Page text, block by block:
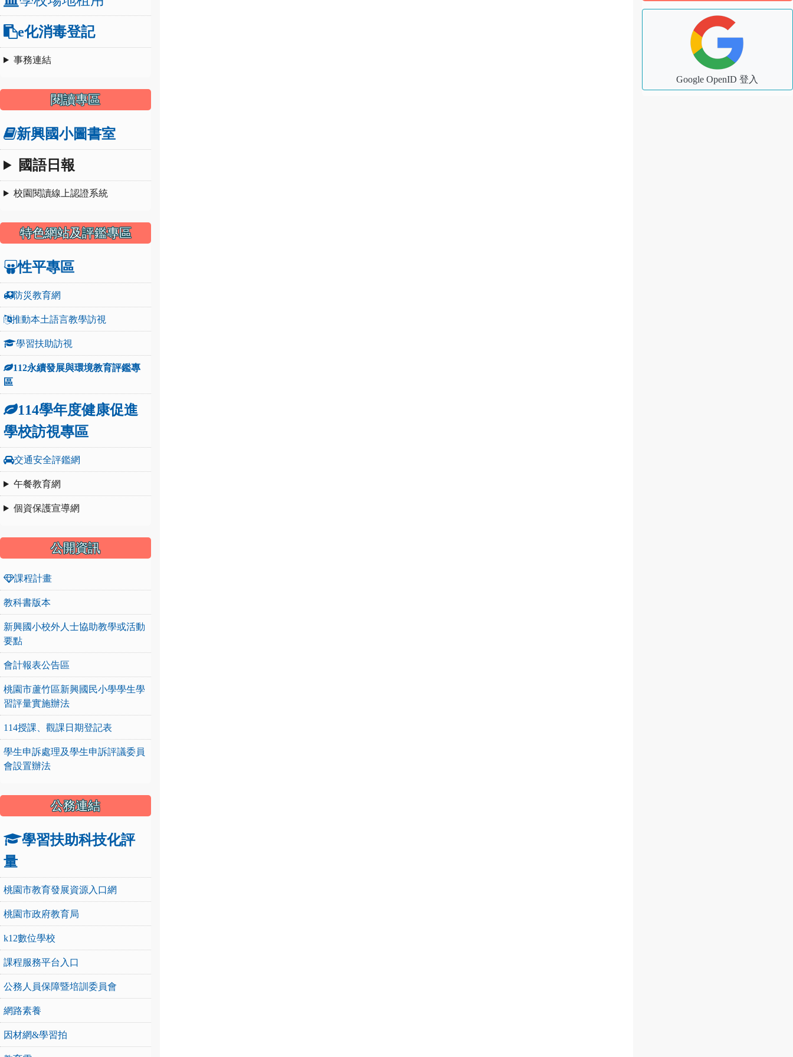
e化消毒登記
事務連結
閱讀專區
新興國小圖書室
國語日報
校園閱讀線上認證系統
特色網站及評鑑專區
性平專區
防災教育網
推動本土語言教學訪視
學習扶助訪視
112永續發展與環境教育評鑑專
區
114學年度健康促進
學校訪視專區
交通安全評鑑網
午餐教育網
個資保護宣導網
公開資訊
課程計畫
教科書版本
新興國小校外人士協助教學或活動
要點
會計報表公告區
桃園市蘆竹區新興國民小學學生學
習評量實施辦法
114授課、觀課日期登記表
學生申訴處理及學生申訴評議委員
會設置辦法
公務連結
學習扶助科技化評
量
桃園市教育發展資源入口網
桃園市政府教育局
k12數位學校
課程服務平台入口
公務人員保障暨培訓委員會
網路素養
因材網&學習拍
Google OpenID 登入